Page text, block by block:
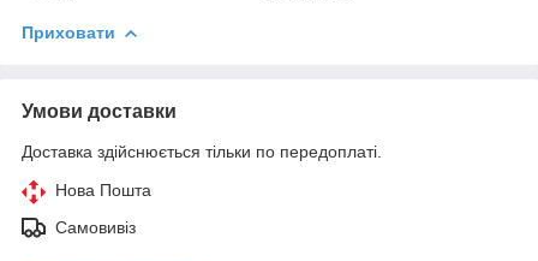
Приховати
Умови доставки
Доставка здійснюється тільки по передоплаті.
Нова Пошта
Самовивіз